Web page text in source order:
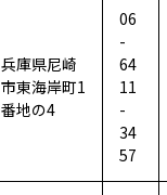
兵庫県尼崎
市東海岸町1
番地の4
06
-
64
11
-
34
57